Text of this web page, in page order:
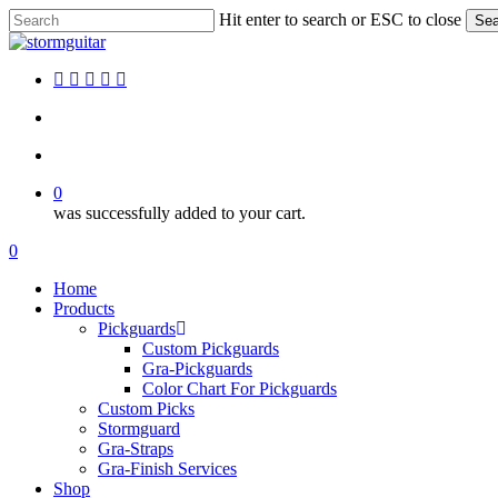
Skip
to
content
Hit enter to search or ESC to close
Close
facebook
pinterest
youtube
instagram
soundcloud
0
was successfully added to your cart.
Menu
search
account
0
Home
Products
Pickguards
Custom Pickguards
Gra-Pickguards
Color Chart For Pickguards
Custom Picks
Stormguard
Gra-Straps
Gra-Finish Services
Shop